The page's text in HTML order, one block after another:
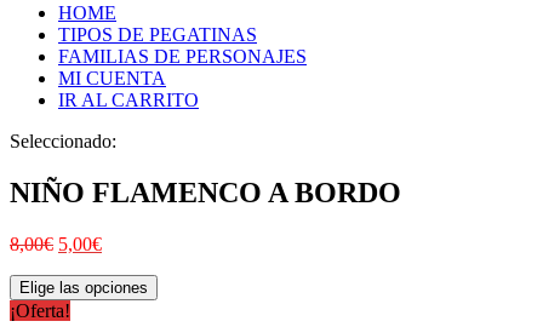
HOME
TIPOS DE PEGATINAS
FAMILIAS DE PERSONAJES
MI CUENTA
IR AL CARRITO
Seleccionado:
NIÑO FLAMENCO A BORDO
8,00€ 5,00€
Elige las opciones
¡Oferta!